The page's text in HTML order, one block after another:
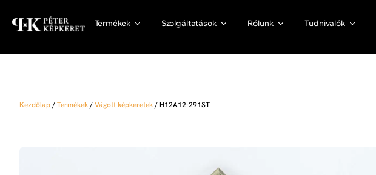
Termékek Szolgáltatások Rólunk Tudnivalók
Kezdőlap/Termékek/Vágott képkeretek/H12A12-291ST